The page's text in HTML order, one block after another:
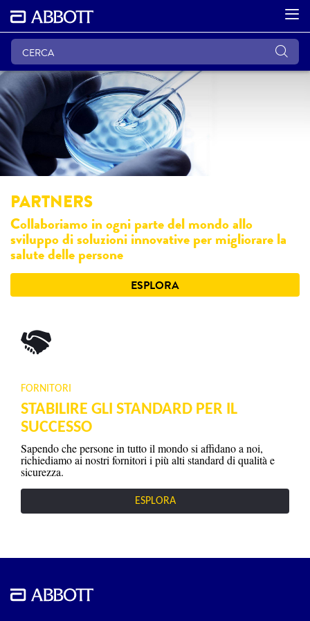
PARTNERS
Collaboriamo in ogni parte del mondo allo
sviluppo di soluzioni innovative per migliorare la
salute delle persone
ESPLORA
FORNITORI
STABILIRE GLI STANDARD PER IL
SUCCESSO
Sapendo che persone in tutto il mondo si affidano a noi,
richiediamo ai nostri fornitori i più alti standard di qualità e
sicurezza.
ESPLORA